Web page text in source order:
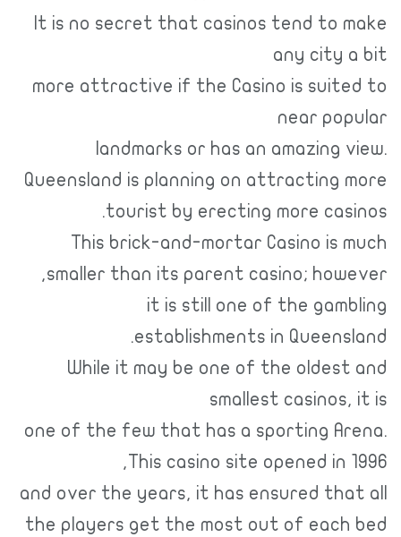
It is no secret that casinos tend to make
any city a bit
more attractive if the Casino is suited to
near popular
landmarks or has an amazing view.
Queensland is planning on attracting more
tourist by erecting more casinos.
This brick-and-mortar Casino is much
smaller than its parent casino; however,
it is still one of the gambling
establishments in Queensland.
While it may be one of the oldest and
smallest casinos, it is
one of the few that has a sporting Arena.
This casino site opened in 1996,
and over the years, it has ensured that all
the players get the most out of each bed